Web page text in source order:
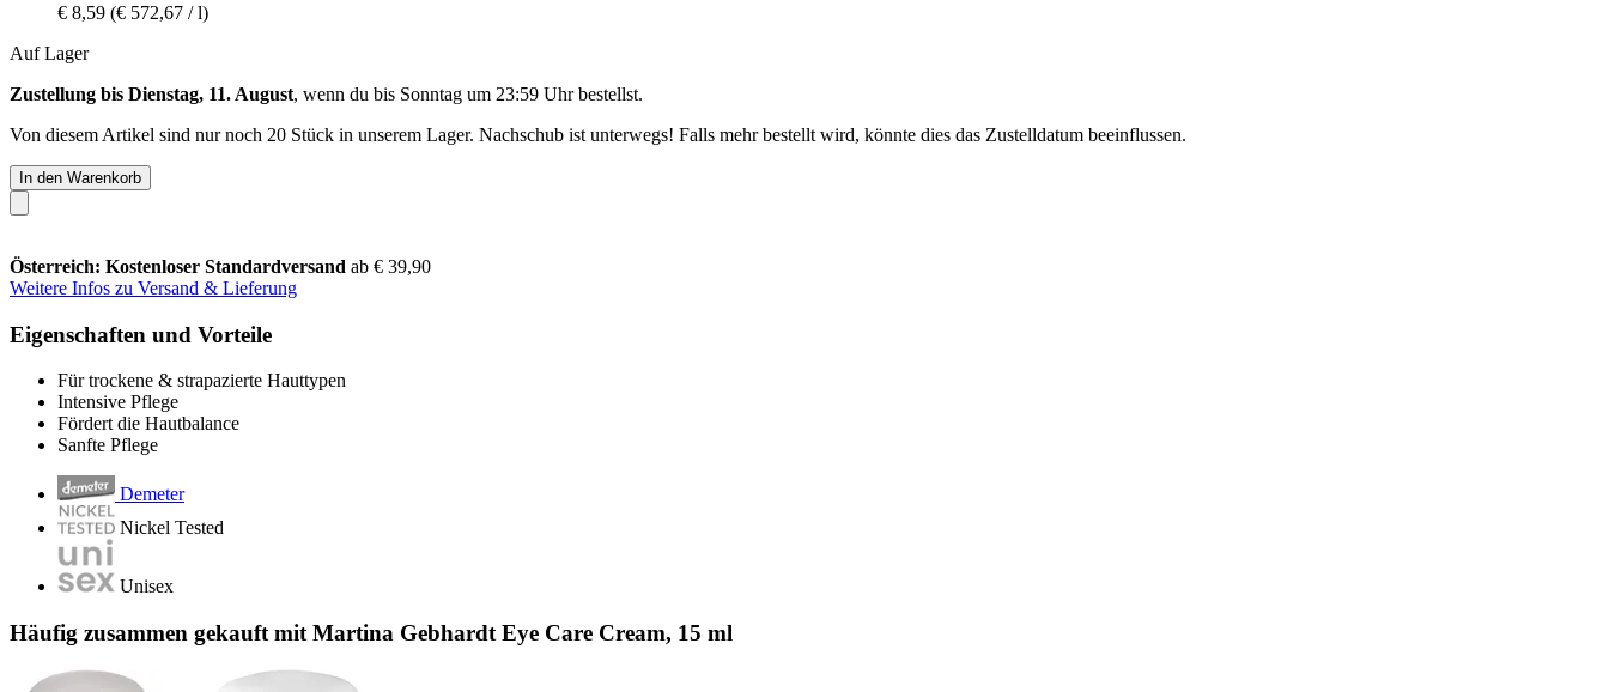
€ 8,59 (€ 572,67 / l)
Auf Lager
Zustellung bis Dienstag, 11. August, wenn du bis Sonntag um 23:59 Uhrbestellst.
Von diesem Artikel sind nur noch 20 Stück in unserem Lager. Nachschub ist unterwegs! Falls mehr bestellt wird, könnte dies das Zustelldatum beeinflussen.
In den Warenkorb
Österreich: Kostenloser Standardversand ab € 39,90
Weitere Infos zu Versand & Lieferung
Eigenschaften und Vorteile
Für trockene & strapazierte Hauttypen
Intensive Pflege
Fördert die Hautbalance
Sanfte Pflege
Demeter
Nickel Tested
Unisex
Häufig zusammen gekauft mit Martina Gebhardt Eye Care Cream, 15 ml